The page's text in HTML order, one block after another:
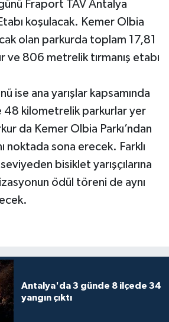
Fraport TAV Antalya
koşulacak. Kemer Olbia
olan parkurda toplam 17,81
ve 806 metrelik tırmanış etabı
ise ana yarışlar kapsamında
48 kilometrelik parkurlar yer
da Kemer Olbia Parkı’ndan
noktada sona erecek. Farklı
bisiklet yarışçılarına
ödül töreni de aynı
Antalya'da 3 günde 8 ilçede 34
yangın çıktı